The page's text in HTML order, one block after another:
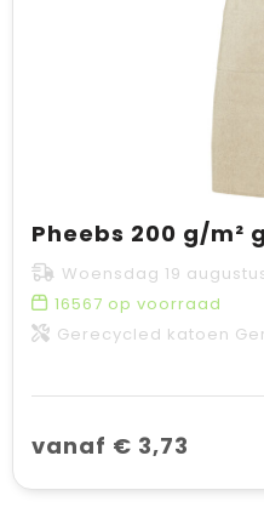
Woensdag 19
16567 op voorraad
Gerecycled katoen
vanaf € 3,73